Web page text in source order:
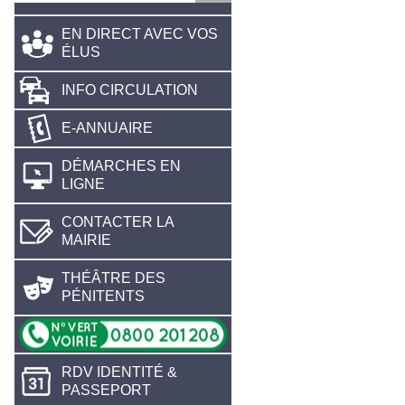
EN DIRECT AVEC VOS
ÉLUS
INFO CIRCULATION
E-ANNUAIRE
DÉMARCHES EN
LIGNE
CONTACTER LA
MAIRIE
THÉÂTRE DES
PÉNITENTS
RDV IDENTITÉ &
PASSEPORT